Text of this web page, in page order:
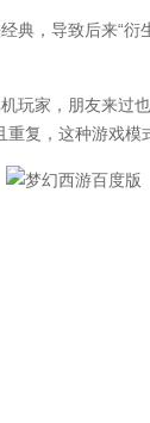
，导致后来“衍
家，朋友来过
复，这种游戏